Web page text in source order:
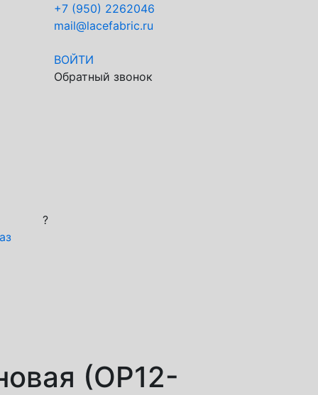
+7 (950) 2262046
mail@lacefabric.ru
ВОЙТИ
Обратный звонок
?
(ОР12-